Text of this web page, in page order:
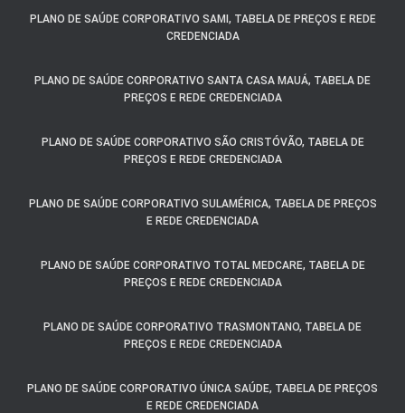
PLANO DE SAÚDE CORPORATIVO SAMI, TABELA DE PREÇOS E REDE
CREDENCIADA
PLANO DE SAÚDE CORPORATIVO SANTA CASA MAUÁ, TABELA DE
PREÇOS E REDE CREDENCIADA
PLANO DE SAÚDE CORPORATIVO SÃO CRISTÓVÃO, TABELA DE
PREÇOS E REDE CREDENCIADA
PLANO DE SAÚDE CORPORATIVO SULAMÉRICA, TABELA DE PREÇOS
E REDE CREDENCIADA
PLANO DE SAÚDE CORPORATIVO TOTAL MEDCARE, TABELA DE
PREÇOS E REDE CREDENCIADA
PLANO DE SAÚDE CORPORATIVO TRASMONTANO, TABELA DE
PREÇOS E REDE CREDENCIADA
PLANO DE SAÚDE CORPORATIVO ÚNICA SAÚDE, TABELA DE PREÇOS
E REDE CREDENCIADA